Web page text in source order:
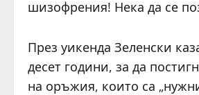
шизофрения! Нека да се
През уикенда Зеленски
десет години, за да
на оръжия, които са